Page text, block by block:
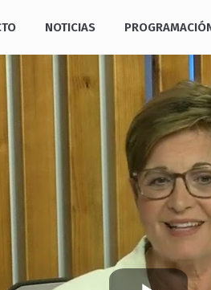
NOTICIAS